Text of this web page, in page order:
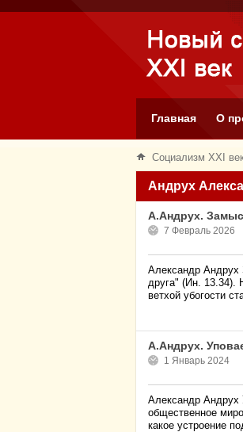
Главная О
Социализм XXI
Андрух
А.Андрух.
7 Февраль 2026
Александр
друга" (Ин.
ветхой убогости
А.Андрух.
1 Январь 2024
Александр
общественное
какое устроение